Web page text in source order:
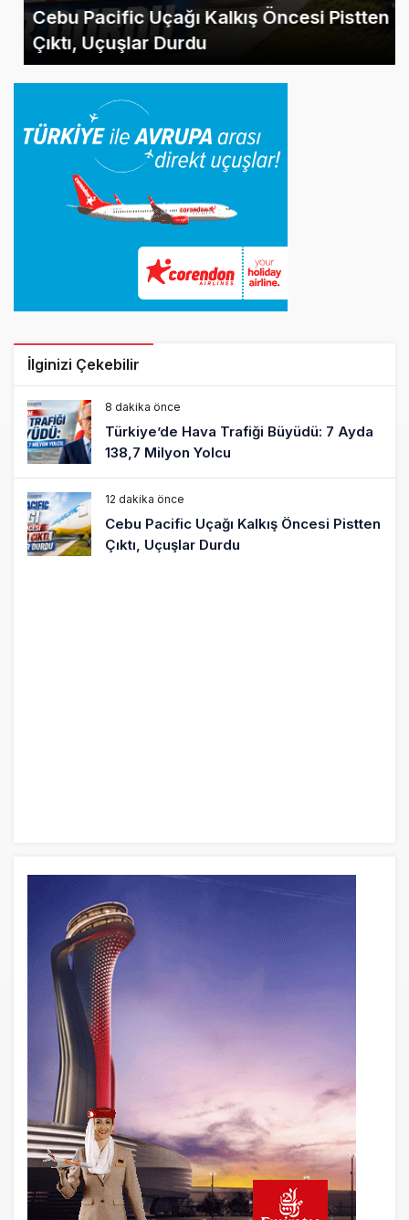
Cebu Pacific Uçağı Kalkış Öncesi Pistten
Çıktı, Uçuşlar Durdu
İlginizi Çekebilir
8 dakika önce
Türkiye’de Hava Trafiği Büyüdü: 7 Ayda
138,7 Milyon Yolcu
12 dakika önce
Cebu Pacific Uçağı Kalkış Öncesi Pistten
Çıktı, Uçuşlar Durdu